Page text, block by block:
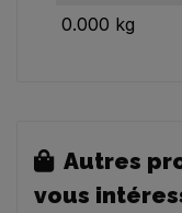
0.000 kg
Autres
vous